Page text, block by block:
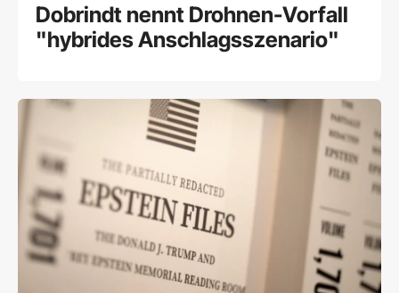
Dobrindt nennt Drohnen-Vorfall
"hybrides Anschlagsszenario"